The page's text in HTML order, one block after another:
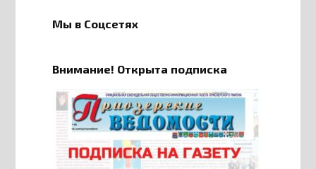
Мы в Соцсетях
Внимание! Открыта подписка